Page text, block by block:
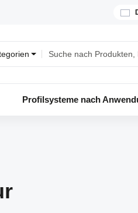
Profilsysteme nach